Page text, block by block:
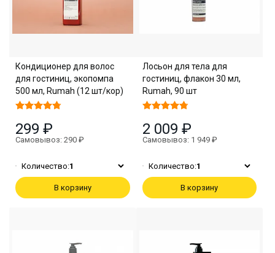
Кондиционер для волос
для гостиниц, экопомпа
500 мл, Rumah (12 шт/кор)
299 ₽
Самовывоз: 290 ₽
Количество:1
В корзину
Лосьон для тела для
гостиниц, флакон 30 мл,
Rumah, 90 шт
2 009 ₽
Самовывоз: 1 949 ₽
Количество:1
В корзину